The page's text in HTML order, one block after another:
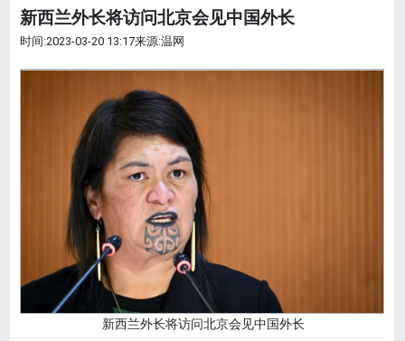
新西兰外长将访问北京会见中国外长
时间:2023-03-20 13:17来源:温网
新西兰外长将访问北京会见中国外长